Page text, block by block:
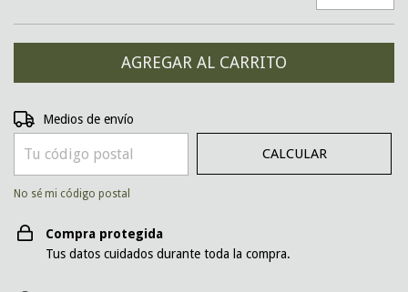
Entregas para el CP:
Medios de envío
CALCULAR
No sé mi código postal
Compra protegida
Tus datos cuidados durante toda la compra.